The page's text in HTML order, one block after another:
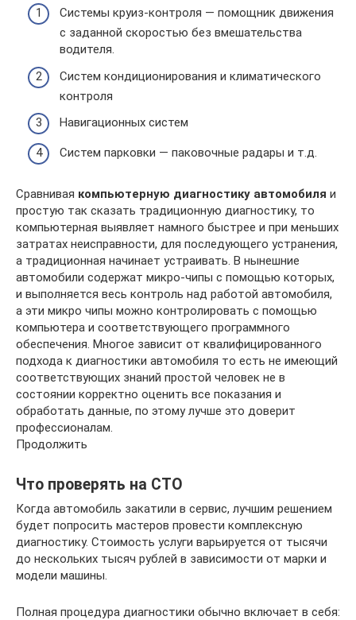
Системы круиз-контроля — помощник движения
с заданной скоростью без вмешательства
водителя.
Систем кондиционирования и климатического
контроля
Навигационных систем
Систем парковки — паковочные радары и т.д.
Сравнивая компьютерную диагностику автомобиля и
простую так сказать традиционную диагностику, то
компьютерная выявляет намного быстрее и при меньших
затратах неисправности, для последующего устранения,
а традиционная начинает устраивать. В нынешние
автомобили содержат микро-чипы с помощью которых,
и выполняется весь контроль над работой автомобиля,
а эти микро чипы можно контролировать с помощью
компьютера и соответствующего программного
обеспечения. Многое зависит от квалифицированного
подхода к диагностики автомобиля то есть не имеющий
соответствующих знаний простой человек не в
состоянии корректно оценить все показания и
обработать данные, по этому лучше это доверит
профессионалам.
Продолжить
Что проверять на СТО
Когда автомобиль закатили в сервис, лучшим решением
будет попросить мастеров провести комплексную
диагностику. Стоимость услуги варьируется от тысячи
до нескольких тысяч рублей в зависимости от марки и
модели машины.
Полная процедура диагностики обычно включает в себя: